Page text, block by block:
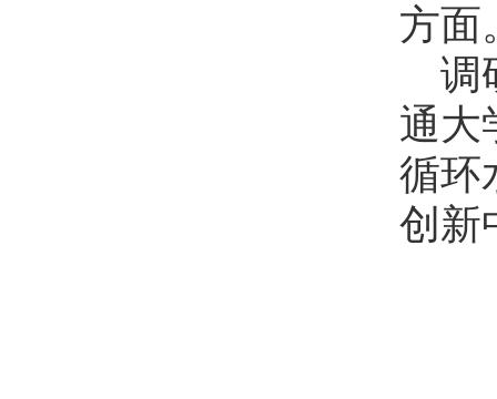
方面
调
通大
循环
创新